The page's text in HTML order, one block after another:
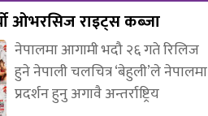
ओभरसिज राइट्स कब्जा
नेपालमा आगामी भदौ २६ गते रिलिज
हुने नेपाली चलचित्र ‘बेहुली’ले नेपालमा
प्रदर्शन हुनु अगावै अन्तर्राष्ट्रिय